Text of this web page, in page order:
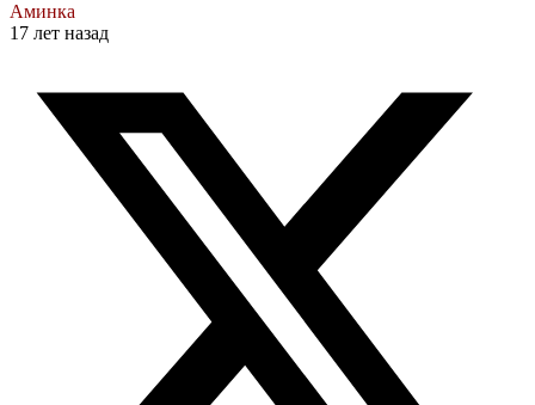
Аминка
17 лет назад